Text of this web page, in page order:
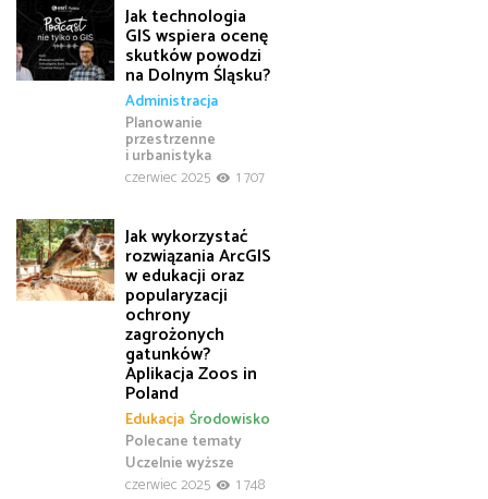
Jak technologia
GIS wspiera ocenę
skutków powodzi
na Dolnym Śląsku?
Administracja
Planowanie
przestrzenne
i urbanistyka
czerwiec 2025
1 707
Jak wykorzystać
rozwiązania ArcGIS
w edukacji oraz
popularyzacji
ochrony
zagrożonych
gatunków?
Aplikacja Zoos in
Poland
Edukacja
Polecane tematy
Środowisko
Uczelnie wyższe
czerwiec 2025
1 748